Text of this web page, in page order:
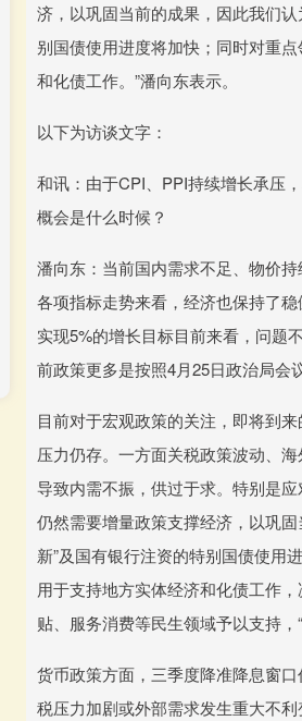
济，以巩固当前的成果，因此我们
别国债使用进度将加快；同时对重
和化债工作。”潘向东表示。
以下为访谈文字：
和讯：由于CPI、PPI持续增长承压
概会是什么时候？
潘向东：当前国内需求不足、物价
各项指标走势来看，经济也保持了
实现5%的增长目标目前来看，问题
前政策更多是按照4月25日政治局会
目前对于宏观政策的关注，即将到
压力仍存。一方面关税政策波动、
导致内需不振，供过于求。特别是
仍然需要增量政策支撑经济，以巩
新”及国有银行注资的特别国债使用
用于支持地方实体经济和化债工作
贴、服务消费等民生领域予以支持
货币政策方面，三季度降准降息窗
税压力加剧或外部需求发生重大不